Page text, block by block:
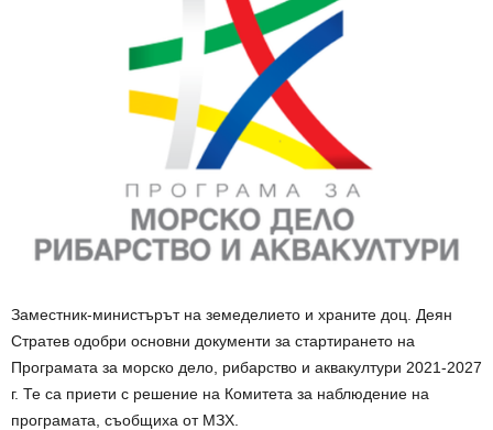
Заместник-министърът на земеделието и храните доц. Деян
Стратев одобри основни документи за стартирането на
Програмата за морско дело, рибарство и аквакултури 2021-2027
г. Те са приети с решение на Комитета за наблюдение на
програмата, съобщиха от МЗХ.